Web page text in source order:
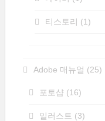
티스토리 (1)
Adobe 매뉴얼 (25)
포토샵 (16)
일러스트 (3)